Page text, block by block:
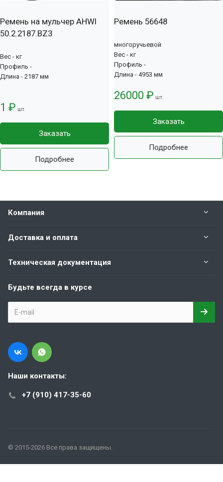
Ремень на мульчер AHWI
50.2.2187.BZ3
Вес - кг
Профиль -
Длина - 2187 мм
1 ₽ шт.
Заказать
Подробнее
Ремень 56648
многоручьевой
Вес - кг
Профиль -
Длина - 4953 мм
26000 ₽ шт.
Заказать
Подробнее
Компания
Доставка и оплата
Техническая документация
Будьте всегда в курсе
Наши контакты:
+7 (910) 417-35-60
© 2015-2026 Все права защищены.